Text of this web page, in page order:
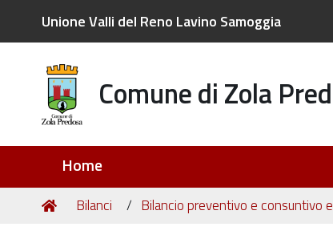
Unione Valli del Reno Lavino Samoggia
Comune di Zola
Home
Tu
Home
Bilanci Bilancio preventivo e consuntivo